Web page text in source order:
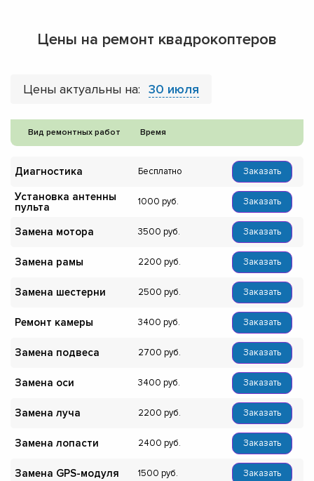
Цены на ремонт квадрокоптеров
Цены актуальны на: 30 июля
Вид ремонтных работ Время
Диагностика Бесплатно Заказать
Установка антенны
пульта
1000 Заказать
Замена мотора 3500 Заказать
Замена рамы 2200 Заказать
Замена шестерни 2500 Заказать
Ремонт камеры 3400 Заказать
Замена подвеса 2700 Заказать
Замена оси 3400 Заказать
Замена луча 2200 Заказать
Замена лопасти 2400 Заказать
Замена GPS-модуля 1500 Заказать